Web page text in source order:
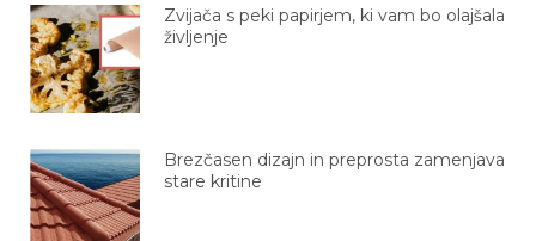
Zvijača s peki papirjem, ki vam bo olajšala
življenje
Brezčasen dizajn in preprosta zamenjava
stare kritine